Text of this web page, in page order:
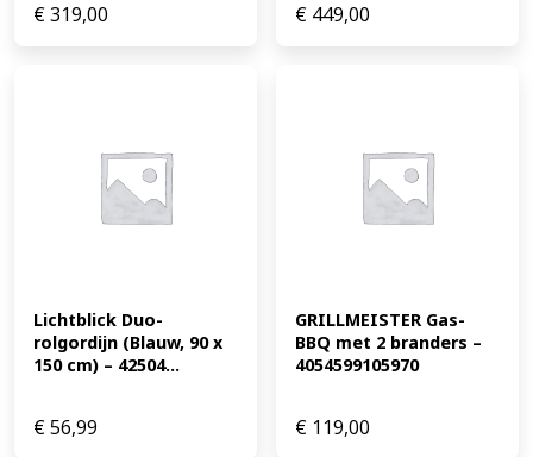
€319,00 € 449,00
Lichtblick Duo-
rolgordijn (Blauw, 90 x
150 cm) – 42504...
€56,99
GRILLMEISTER Gas-
BBQ met 2 branders –
4054599105970
€ 119,00